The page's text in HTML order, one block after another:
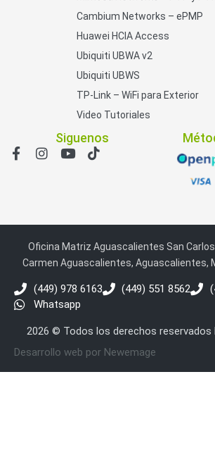
Cambium Networks – ePMP
Huawei HCIA Access
Ubiquiti UBWA v2
Ubiquiti UBWS
TP-Link – WiFi para Exterior
Video Tutoriales
Siguenos
Oficina Matriz Aguascalientes San Carlos
Carmen Aguascalientes, Aguascalientes,
(449) 978 6163 (449) 551 8562
Whatsapp
2026 © Todos los derechos reservados
Desarrollo web por Newemage